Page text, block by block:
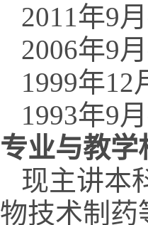
2011年9
2006年9
1999年
1993年9
专业与教学
现主讲本
物技术制药